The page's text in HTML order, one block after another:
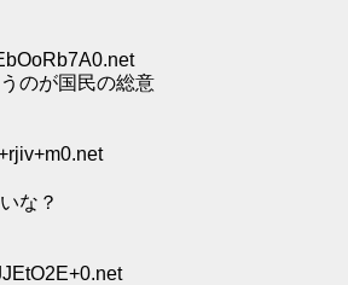
のが国民の総意
な？